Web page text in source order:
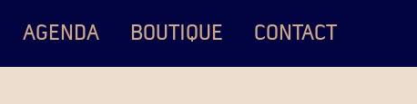
AGENDA BOUTIQUE CONTACT